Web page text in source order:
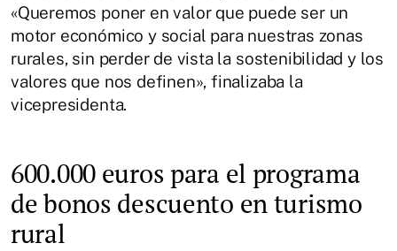
«Queremos poner en valor que puede ser un
motor económico y social para nuestras zonas
rurales, sin perder de vista la sostenibilidad y los
valores que nos definen», finalizaba la
vicepresidenta.
600.000 euros para el programa
de bonos descuento en turismo
rural